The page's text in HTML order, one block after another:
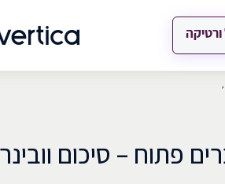
פתוח – סיכום